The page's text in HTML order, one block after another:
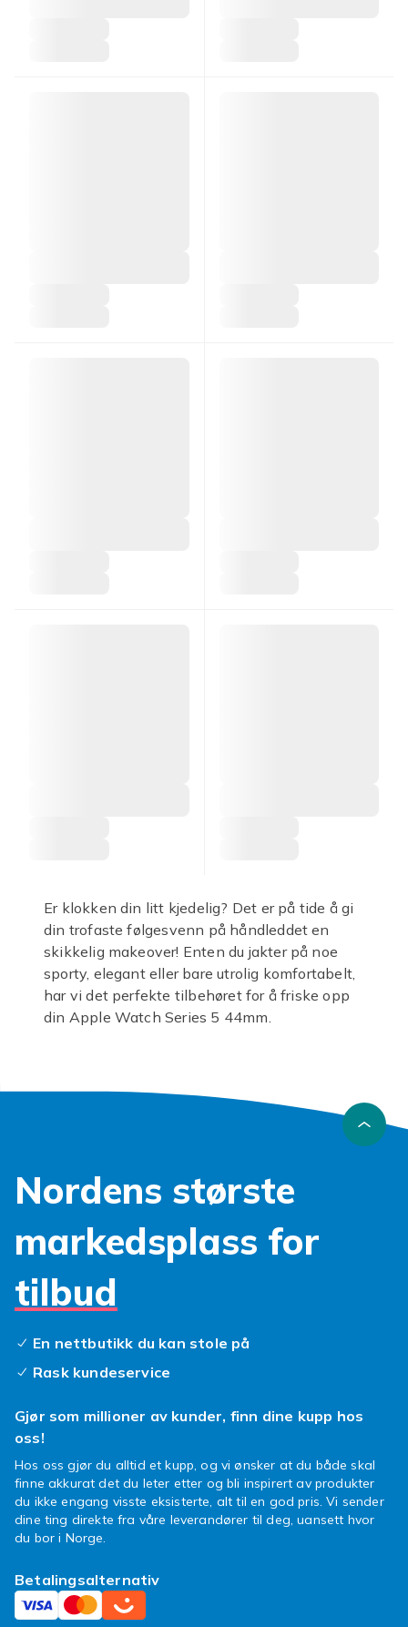
Er klokken din litt kjedelig? Det er på tide å gi
din trofaste følgesvenn på håndleddet en
skikkelig makeover! Enten du jakter på noe
sporty, elegant eller bare utrolig komfortabelt,
har vi det perfekte tilbehøret for å friske opp
din Apple Watch Series 5 44mm.
Derfor tilbyr vi et omfattende utvalg av
i alle tenkelige
materialer og farger. Fra slitesterkt silikon som
passer perfekt til kontoret, finner du garantert
noe som fanger blikket. VåreApple Watch
holdbarhet, slik at du kan nyte din klokke hele
Å bytte ut din
aldri vært enklere. Med et par enkle klikk kan
du transformere utseendet på din klokke og
anledningen. Enten du leter etter en fargerik
klassisk metallarmbånd for spesielle
HvertApple Watch Series 5 armband i vårt
sortiment er nøye utvalgt for å sikre at det
sitter perfekt og føles fantastisk på
håndleddet.
spennende utvalg og finn den reimen som
roper ditt navn. Gi din Apple Watch Series 5
Nordens største
markedsplass for
tilbud
En nettbutikk du kan stole på
Rask kundeservice
Gjør som millioner av kunder, finn dine kupp hos
oss!
Hos oss gjør du alltid et kupp, og vi ønsker at du både skal
finne akkurat det du leter etter og bli inspirert av produkter
du ikke engang visste eksisterte, alt til en god pris. Vi sender
dine ting direkte fra våre leverandører til deg, uansett hvor
du bor i Norge.
Betalingsalternativ